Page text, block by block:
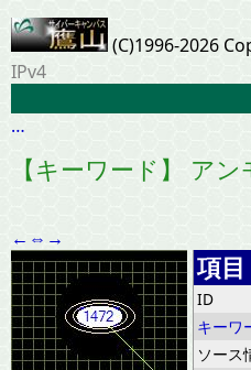
(C)1996-2026
IPv4
…
【キーワード】 ア
← ⇔ →
項目
ID
キーワ
ソース